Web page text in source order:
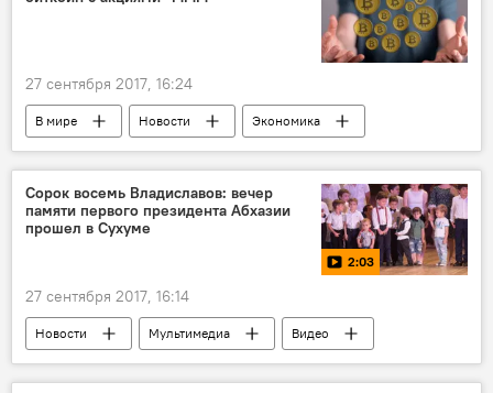
27 сентября 2017, 16:24
В мире Новости Экономика
Сорок восемь Владиславов: вечер
памяти первого президента Абхазии
прошел в Сухуме
2:03
27 сентября 2017, 16:14
Новости Мультимедиа
Видео
В Абхазии
24-ая годовщина Дня Победы